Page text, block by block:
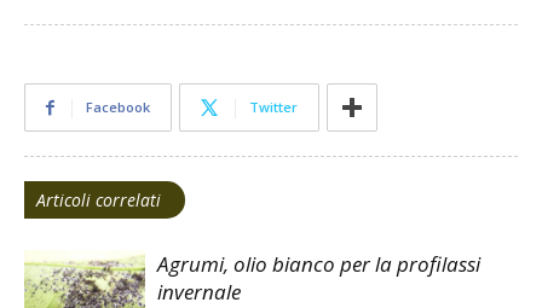
Facebook Twitter
Articoli correlati
Agrumi, olio bianco per la profilassi
invernale